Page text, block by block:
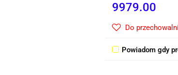
9979.00
Do przechowalni
Powiadom gdy